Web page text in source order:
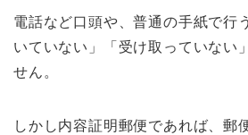
電話など口頭や、普通の手紙で行
いていない」「受け取っていない
せん。
しかし内容証明郵便であれば、郵